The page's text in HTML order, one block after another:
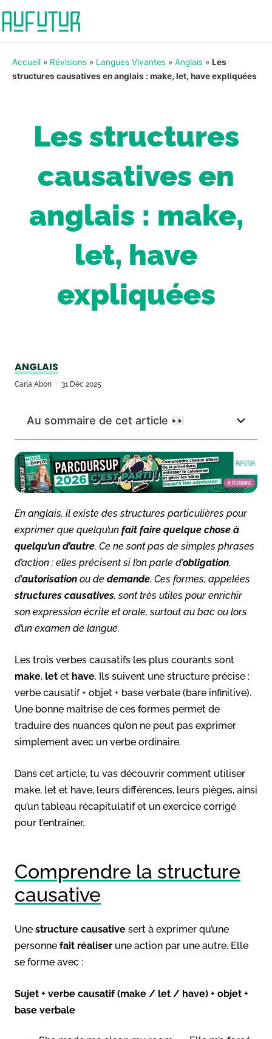
Accueil » Révisions » Langues Vivantes » Anglais » Les
structures causatives en anglais : make, let, have expliquées
Les structures
causatives en
anglais : make,
let, have
expliquées
ANGLAIS
Carla Abon 31 Déc 2025
Au sommaire de cet article 👀
En anglais, il existe des structures particulières pour
exprimer que quelqu’un fait faire quelque chose à
quelqu’un d’autre. Ce ne sont pas de simples phrases
d’action : elles précisent si l’on parle d’obligation,
d’autorisation ou de demande. Ces formes, appelées
structures causatives, sont très utiles pour enrichir
son expression écrite et orale, surtout au bac ou lors
d’un examen de langue.
Les trois verbes causatifs les plus courants sont
make, let et have. Ils suivent une structure précise :
verbe causatif + objet + base verbale (bare infinitive).
Une bonne maîtrise de ces formes permet de
traduire des nuances qu’on ne peut pas exprimer
simplement avec un verbe ordinaire.
Dans cet article, tu vas découvrir comment utiliser
make, let et have, leurs différences, leurs pièges, ainsi
qu’un tableau récapitulatif et un exercice corrigé
pour t’entraîner.
Comprendre la structure
causative
Une structure causative sert à exprimer qu’une
personne fait réaliser une action par une autre. Elle
se forme avec :
Sujet + verbe causatif (make / let / have) + objet +
base verbale